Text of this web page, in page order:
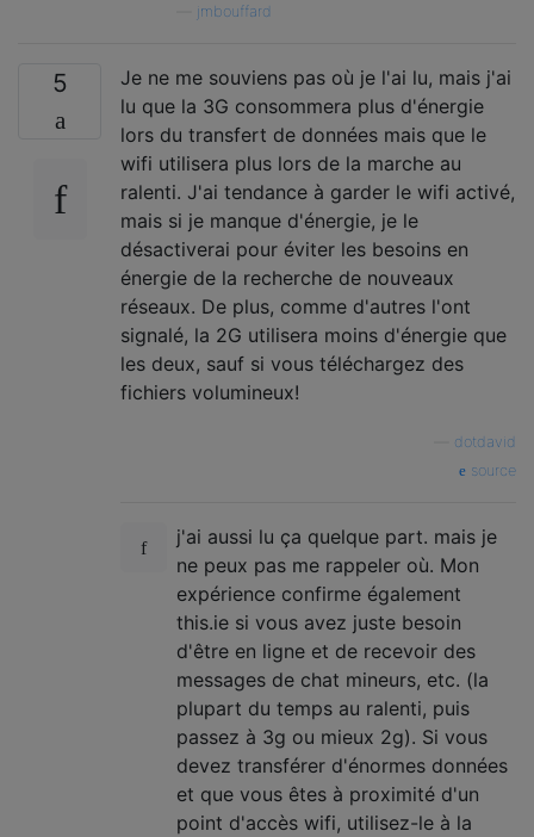
jmbouffard
5
Je ne me souviens pas où je l'ai lu, mais j'ai
lu que la 3G consommera plus d'énergie
lors du transfert de données mais que le
wifi utilisera plus lors de la marche au
ralenti. J'ai tendance à garder le wifi activé,
mais si je manque d'énergie, je le
désactiverai pour éviter les besoins en
énergie de la recherche de nouveaux
réseaux. De plus, comme d'autres l'ont
signalé, la 2G utilisera moins d'énergie que
les deux, sauf si vous téléchargez des
fichiers volumineux!
dotdavid
source
j'ai aussi lu ça quelque part. mais je
ne peux pas me rappeler où. Mon
expérience confirme également
this.ie si vous avez juste besoin
d'être en ligne et de recevoir des
messages de chat mineurs, etc. (la
plupart du temps au ralenti, puis
passez à 3g ou mieux 2g). Si vous
devez transférer d'énormes données
et que vous êtes à proximité d'un
point d'accès wifi, utilisez-le à la